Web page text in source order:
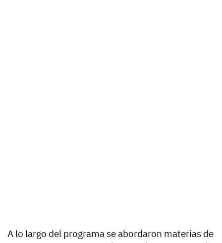
A lo largo del programa se abordaron materias de